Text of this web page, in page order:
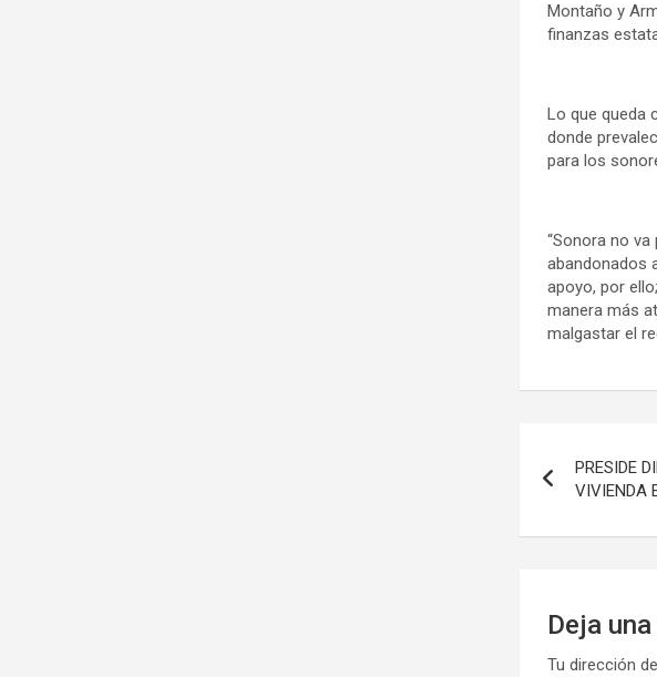
Montaño y
finanzas
Lo que queda
donde
para los
“Sonora no
abandonados
apoyo, por
manera más
malgastar el
de
entradas
PRESIDE
VIVIENDA
Deja
Tu dirección